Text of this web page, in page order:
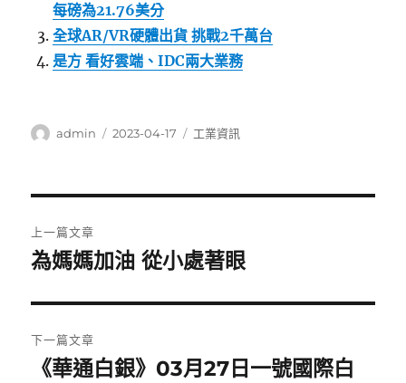
每磅為21.76美分
全球AR/VR硬體出貨 挑戰2千萬台
是方 看好雲端、IDC兩大業務
作
admin
發
2023-04-17
分
工業資訊
章
覽
上一篇文章
上
篇
文
章:
為媽媽加油 從小處著眼
下一篇文章
下《華通白銀》03月27日一號國際白